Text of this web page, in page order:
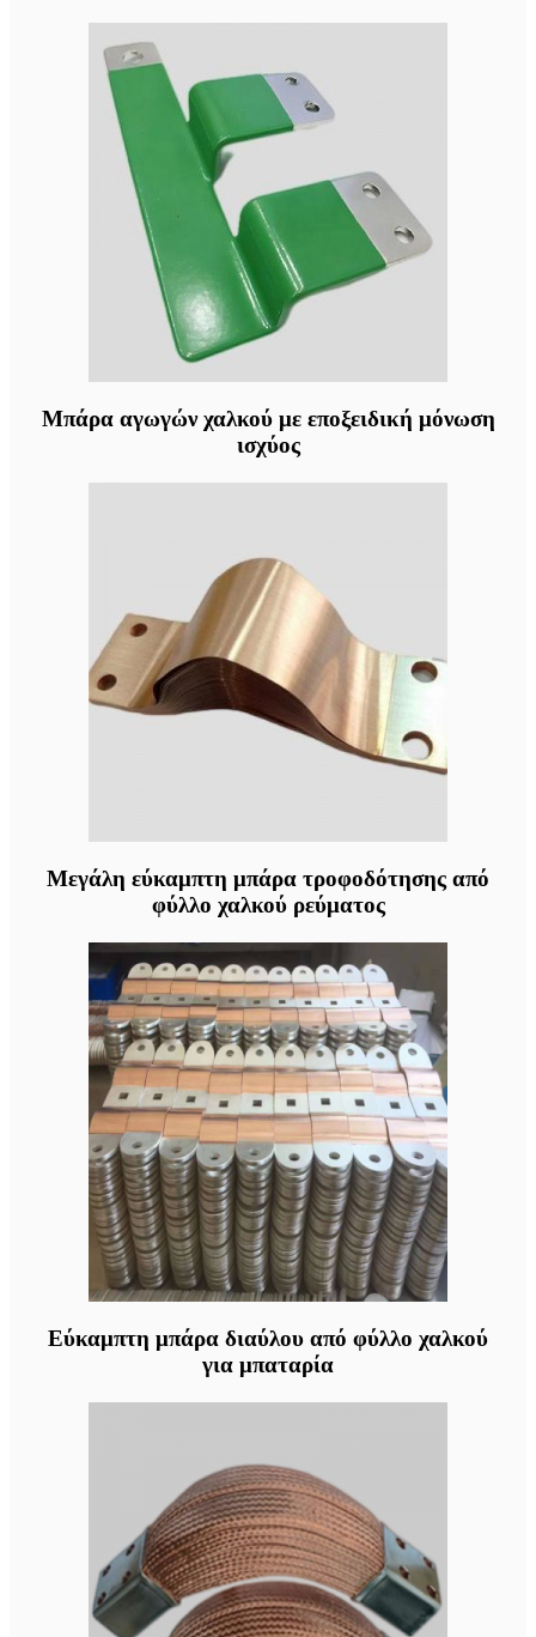
Μπάρα αγωγών χαλκού με εποξειδική μόνωση
ισχύος
Μεγάλη εύκαμπτη μπάρα τροφοδότησης από
φύλλο χαλκού ρεύματος
Εύκαμπτη μπάρα διαύλου από φύλλο χαλκού
για μπαταρία